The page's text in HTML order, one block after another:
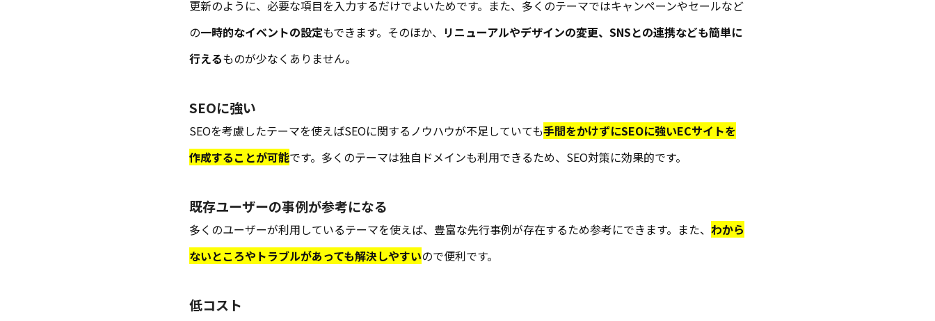
更新のように、必要な項目を入力するだけでよいためです。また、多くのテーマではキャンペーンやセールなど
の一時的なイベントの設定もできます。そのほか、 リニューアルやデザインの変更、SNSとの連携なども簡単に
行えるものが少なくありません。
SEOに強い
SEOを考慮したテーマを使えばSEOに関するノウハウが不足していても手間をかけずにSEOに強いECサイトを
作成することが可能です。多くのテーマは独自ドメインも利用できるため、SEO対策に効果的です。
既存ユーザーの事例が参考になる
多くのユーザーが利用しているテーマを使えば、豊富な先行事例が存在するため参考にできます。また、 わから
ないところやトラブルがあっても解決しやすいので便利です。
低コスト